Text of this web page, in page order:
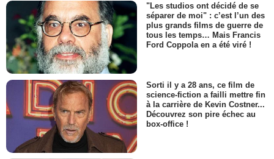
"Les studios ont décidé de se
séparer de moi" : c’est l’un des
plus grands films de guerre de
tous les temps… Mais Francis
Ford Coppola en a été viré !
Sorti il y a 28 ans, ce film de
science-fiction a failli mettre fin
à la carrière de Kevin Costner...
Découvrez son pire échec au
box-office !